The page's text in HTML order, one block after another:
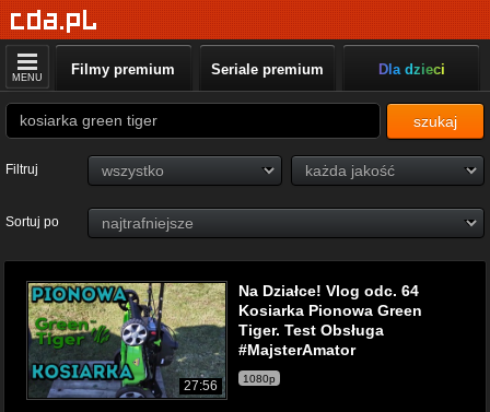
MENU Filmy premium Seriale premium Dla dzieci
szukaj
Filtruj
Sortuj po
27:56
Na Działce! Vlog odc. 64
Kosiarka Pionowa Green
Tiger. Test Obsługa
#MajsterAmator
1080p